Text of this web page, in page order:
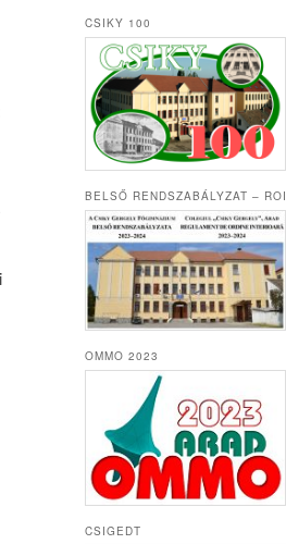
CSIKY 100
BELSŐ RENDSZABÁLYZAT – ROI
OMMO 2023
CSIGEDT